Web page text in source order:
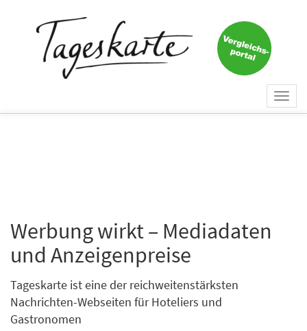
Werbung wirkt – Mediadaten
und Anzeigenpreise
Tageskarte ist eine der reichweitenstärksten
Nachrichten-Webseiten für Hoteliers und
Gastronomen